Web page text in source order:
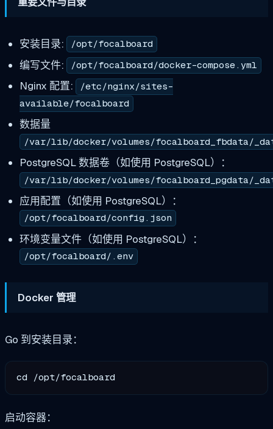
安装目录: /opt/focalboard
编写文件: /opt/focalboard/docker-compose.yml
Nginx 配置:
/etc/nginx/sites-
available/focalboard
数据量
/var/lib/docker/volumes/focalboard_fbdata/
PostgreSQL 数据卷（如使用 PostgreSQL）：
/var/lib/docker/volumes/focalboard_pgdata/
应用配置（如使用 PostgreSQL）：
/opt/focalboard/config.json
环境变量文件（如使用 PostgreSQL）：
/opt/focalboard/.env
Docker 管理
Go 到安装目录：
启动容器：